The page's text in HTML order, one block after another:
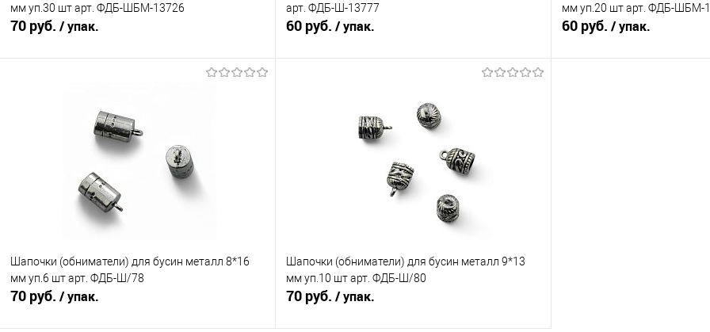
мм уп.30 шт арт. ФДБ-ШБМ-13726
70 руб. / упак.
Под заказ
арт. ФДБ-Ш-13777
60 руб. / упак.
Под заказ
мм уп.20 шт арт. ФДБ-ШБМ-
60 руб. / упак.
Шапочки (обниматели) для бусин металл 8*16
мм уп.6 шт арт. ФДБ-Ш/78
70 руб. / упак.
Шапочки (обниматели) для бусин металл 9*13
мм уп.10 шт арт. ФДБ-Ш/80
70 руб. / упак.